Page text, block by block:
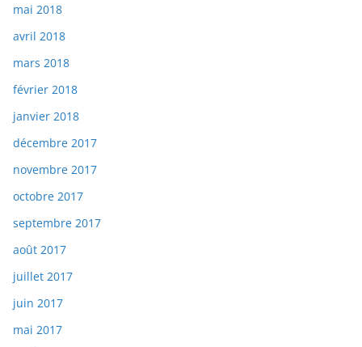
mai 2018
avril 2018
mars 2018
février 2018
janvier 2018
décembre 2017
novembre 2017
octobre 2017
septembre 2017
août 2017
juillet 2017
juin 2017
mai 2017